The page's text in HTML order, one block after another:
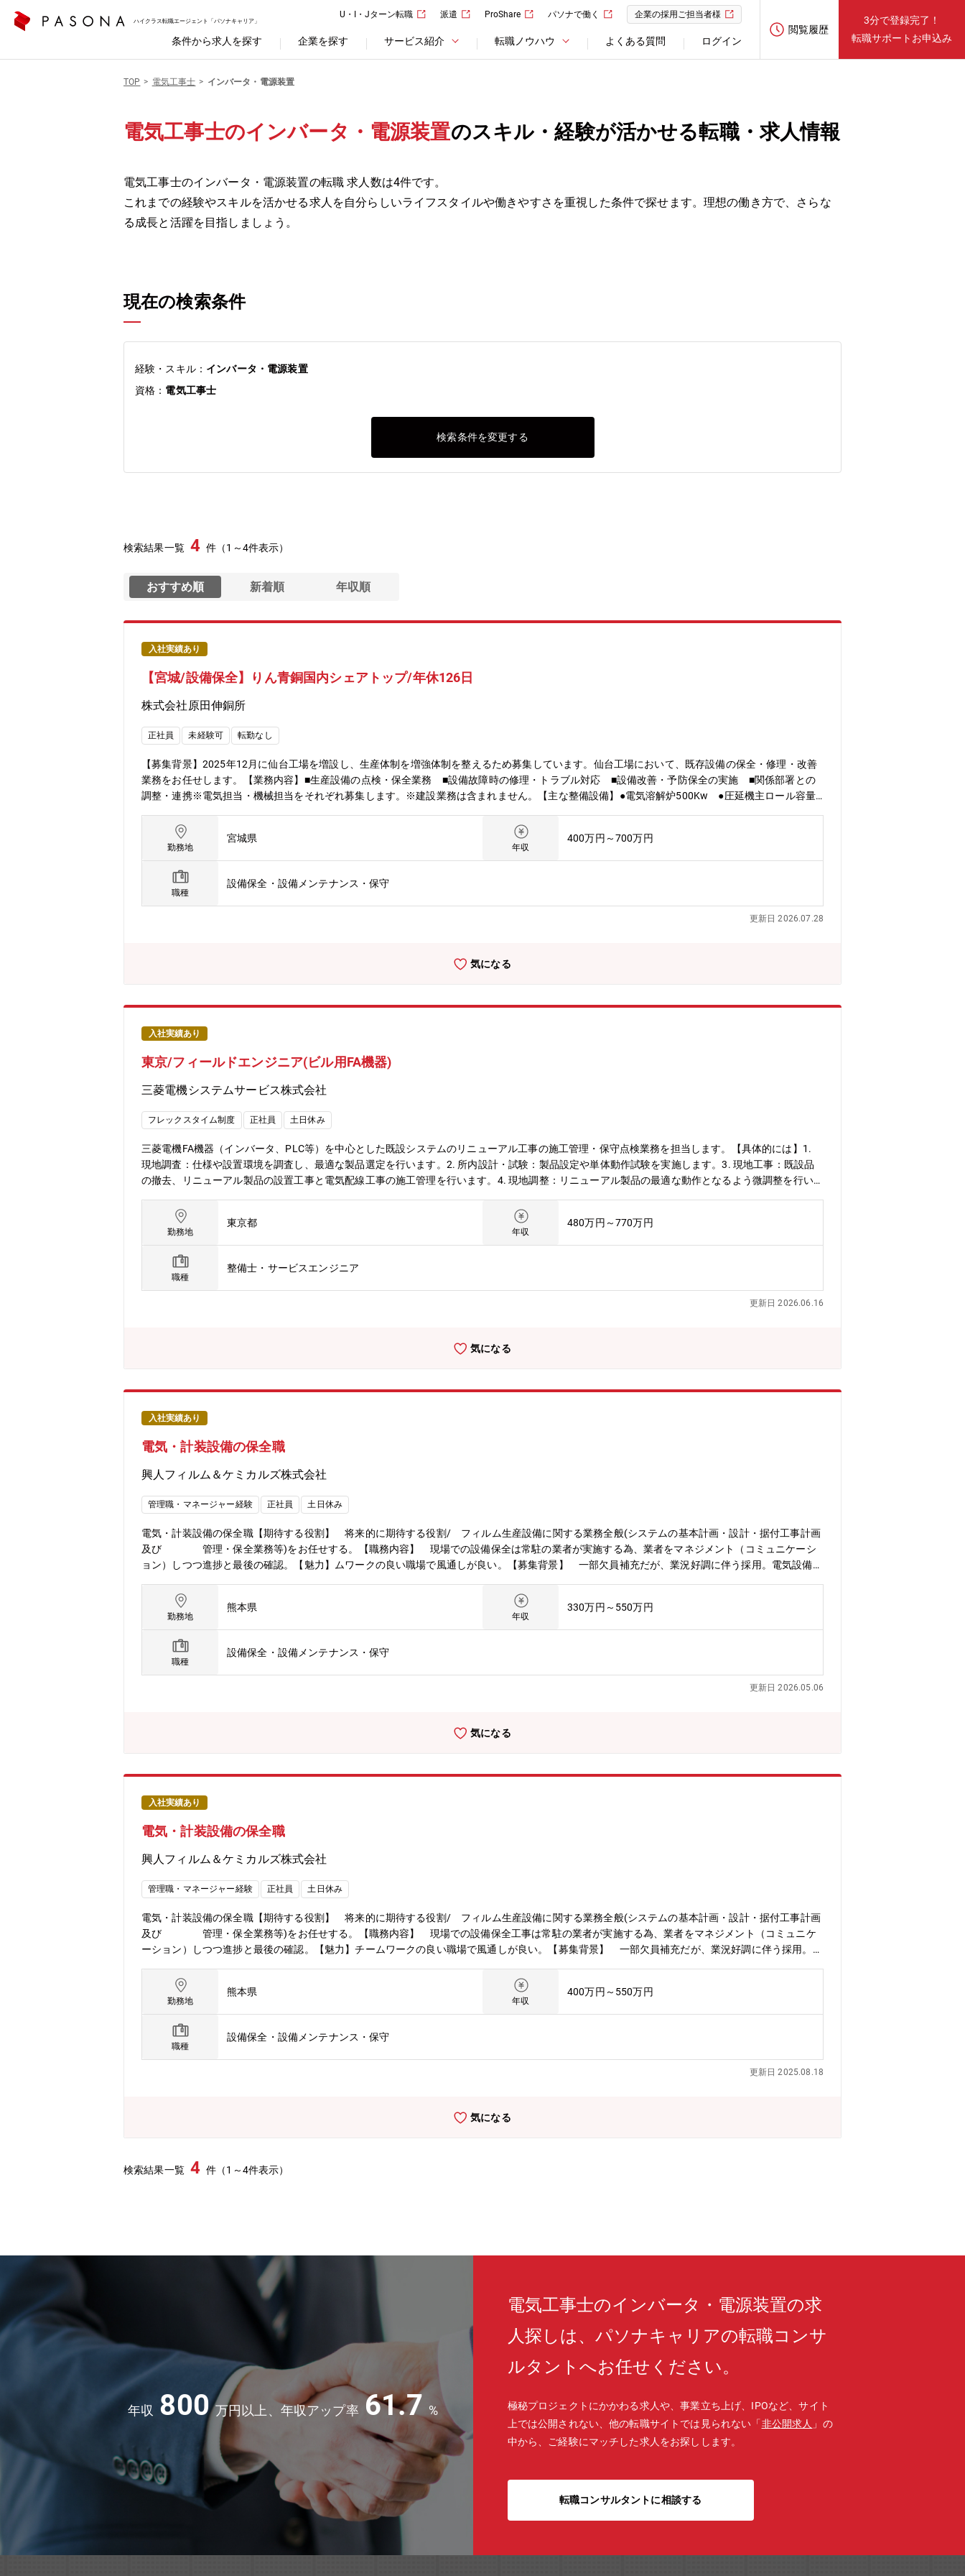
ハイクラス転職エージェント「パソナキャリア」
U・I・Jターン転職 派遣 ProShare パソナで働く 企業の採用ご担当者様
条件から求人を探す 企業を探す サービス紹介 転職ノウハウ よくある質問 ログイン
閲覧履歴
3分で登録完了！
転職サポートお申込み
TOP 電気工事士 インバータ・電源装置
電気工事士のインバータ・電源装置のスキル・経験が活かせる転職・求人情報
電気工事士のインバータ・電源装置の転職 求人数は4件です。
これまでの経験やスキルを活かせる求人を自分らしいライフスタイルや働きやすさを重視した条件で探せます。理想の働き方で、さらな
る成長と活躍を目指しましょう。
現在の検索条件
経験・スキル： インバータ・電源装置
資格： 電気工事士
検索条件を変更する
検索結果一覧 4 件（1～4件表示）
おすすめ順 新着順 年収順
入社実績あり
【宮城/設備保全】りん青銅国内シェアトップ/年休126日
株式会社原田伸銅所
正社員 未経験可 転勤なし
【募集背景】2025年12月に仙台工場を増設し、生産体制を増強体制を整えるため募集しています。仙台工場において、既存設備の保全・修理・改善
業務をお任せします。【業務内容】■生産設備の点検・保全業務 ■設備故障時の修理・トラブル対応 ■設備改善・予防保全の実施 ■関係部署との
調整・連携※電気担当・機械担当をそれぞれ募集します。※建設業務は含まれません。【主な整備設備】●電気溶解炉500Kw ●圧延機主ロール容量1
ラス3名-担当5名※仙台工場は100名ほど在籍。【同社の魅力】■自動車や通信など幅広い産業分野で利用される「りん青銅」の専業メーカーです。■
高品質材料の開発で他社と差別化。最新鋭の製造設備で海外でも有数のブランドを確立しています。■「りん青銅」においては、国内トップのシェア
を占めており、顧客ニーズ（品質・コスト・納期）に的確に対応しています■「りん青銅」は電子、電機、通信、自動車等あらゆる産業分野で必要な
もので、多くの業界をカバーしていることも特徴です。
勤務地
宮城県
年収
400万円～700万円
職種
設備保全・設備メンテナンス・保守
更新日 2026.07.28
気になる
入社実績あり
東京/フィールドエンジニア(ビル用FA機器)
三菱電機システムサービス株式会社
フレックスタイム制度 正社員 土日休み
三菱電機FA機器（インバータ、PLC等）を中心とした既設システムのリニューアル工事の施工管理・保守点検業務を担当します。【具体的には】1.
現地調査：仕様や設置環境を調査し、最適な製品選定を行います。2. 所内設計・試験：製品設定や単体動作試験を実施します。3. 現地工事：既設品
の撤去、リニューアル製品の設置工事と電気配線工事の施工管理を行います。4. 現地調整：リニューアル製品の最適な動作となるよう微調整を行い
す。正社員の他、協力会社も協働しております。入社時は先輩正社員に補助要員として同行して作業手順を指導してもらい、技術スキルを身に付けて
いただきます。・使用言語、ツール：①ラダー言語（PLCで使用する言語）：GX Works2、GX Works3②タッチパネル作画ツール：GT Designer3●魅
力・やりがい・社会貢献の実感：空調設備の風量調整による電力削減など、リニューアルを通じてエンドユーザーのカーボンニュートラルへの取り組
みに直接貢献できます。・業界をリードする技術力：FA機器で国内トップクラスのシェアを誇る三菱電機製品に携われ、市場価値の高い製品技術を
習得可能です。・万全のサポート体制：現場のトラブルにはプロジェクトリーダーが一次対応し、解決が難しい場合はチームリーダーや課長、経営層
まで迅速にフォローする体制が整っています。●職場環境・課長以下、全12名の組織です。20代～30代（4名）、40代（5名）、50代以上（3名）と幅
広い層が在籍し、現場でのコミュニケーションも活発です。・入社後は専属の教育担当者（メンター）OJT形式でスタートします。3～6か月程度で一
勤務地
東京都
年収
480万円～770万円
職種
整備士・サービスエンジニア
更新日 2026.06.16
気になる
入社実績あり
電気・計装設備の保全職
興人フィルム＆ケミカルズ株式会社
管理職・マネージャー経験 正社員 土日休み
電気・計装設備の保全職【期待する役割】 将来的に期待する役割/ フィルム生産設備に関する業務全般(システムの基本計画・設計・据付工事計画
及び 管理・保全業務等)をお任せする。【職務内容】 現場での設備保全は常駐の業者が実施する為、業者をマネジメント（コミュニケーシ
ョン）しつつ進捗と最後の確認。【魅力】ムワークの良い職場で風通しが良い。【募集背景】 一部欠員補充だが、業況好調に伴う採用。電気設備2
勤務地
熊本県
年収
330万円～550万円
職種
設備保全・設備メンテナンス・保守
更新日 2026.05.06
気になる
入社実績あり
電気・計装設備の保全職
興人フィルム＆ケミカルズ株式会社
管理職・マネージャー経験 正社員 土日休み
電気・計装設備の保全職【期待する役割】 将来的に期待する役割/ フィルム生産設備に関する業務全般(システムの基本計画・設計・据付工事計画
及び 管理・保全業務等)をお任せする。【職務内容】 現場での設備保全工事は常駐の業者が実施する為、業者をマネジメント（コミュニケ
ーション）しつつ進捗と最後の確認。【魅力】チームワークの良い職場で風通しが良い。【募集背景】 一部欠員補充だが、業況好調に伴う採用。電
勤務地
熊本県
年収
400万円～550万円
職種
設備保全・設備メンテナンス・保守
更新日 2025.08.18
気になる
検索結果一覧 4 件（1～4件表示）
年収 800 万円以上、年収アップ率 61.7 %
電気工事士のインバータ・電源装置の求
人探しは、パソナキャリアの転職コンサ
ルタントへお任せください。
極秘プロジェクトにかかわる求人や、事業立ち上げ、IPOなど、サイト
上では公開されない、他の転職サイトでは見られない「非公開求人 」の
中から、ご経験にマッチした求人をお探しします。
転職コンサルタントに相談する